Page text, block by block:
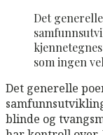
Det
som ingen
Det generelle
blinde og